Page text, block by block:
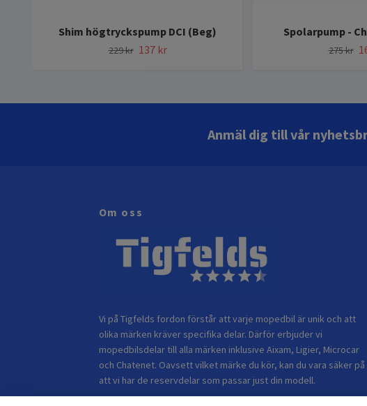
Shim högtryckspump DCI (Beg)
229 kr 137 kr
Spolarpump -
275 kr
Anmäl dig till vår
Om oss
Vi på Tigfelds fordon förstår att varje mopedbil är unik och att
olika märken kräver specifika delar. Därför erbjuder vi
mopedbilsdelar till alla märken inklusive Aixam, Ligier, Microcar
och Chatenet. Oavsett vilket märke du kör, kan du vara säker på
att vi har de reservdelar som passar just din modell.